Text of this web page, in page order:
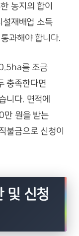
농지의 합이
재배업 소득
과해야 합니다.
를 조금
충족한다면
니다. 면적에
만 원을 받는
불금으로 신청이
및 신청